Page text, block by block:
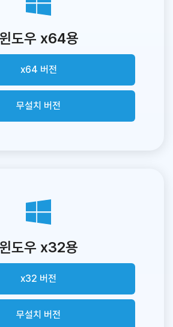
윈도우 x64용
x64 버전
무설치 버전
윈도우 x32용
x32 버전
무설치 버전